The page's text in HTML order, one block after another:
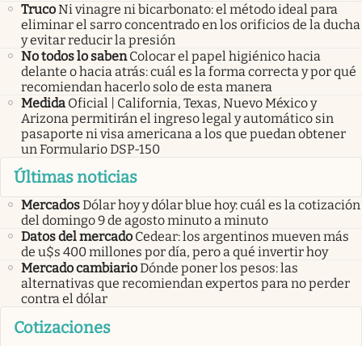
TrucoNi vinagre ni bicarbonato: el método ideal para
eliminar el sarro concentrado en los orificios de la ducha
y evitar reducir la presión
No todos lo saben Colocar el papel higiénico hacia
delante o hacia atrás: cuál es la forma correcta y por qué
recomiendan hacerlo solo de esta manera
Medida Oficial | California, Texas, Nuevo México y
Arizona permitirán el ingreso legal y automático sin
pasaporte ni visa americana a los que puedan obtener
un Formulario DSP-150
Últimas noticias
MercadosDólar hoy y dólar blue hoy: cuál es la cotización
del domingo 9 de agosto minuto a minuto
Datos del mercado Cedear: los argentinos mueven más
de u$s 400 millones por día, pero a qué invertir hoy
Mercado cambiarioDónde poner los pesos: las
alternativas que recomiendan expertos para no perder
contra el dólar
Cotizaciones